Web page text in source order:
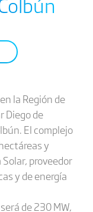
la Región de
Diego de
El complejo
y
proveedor
y de energía
de 230 MW,